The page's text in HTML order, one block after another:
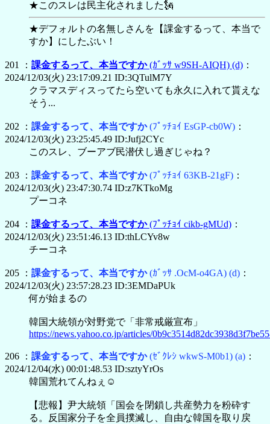
★このスレは民主化されました🗽
★デフォルトの名無しさんを【課金するって、本当で
すか】にしたぶい！
201 ： 課金するって、本当ですか(ｶﾞｯｻ w9SH-AIQH) (d) ：
2024/12/03(火) 23:17:09.21 ID:3QTulM7Y
クラマスディスってたら空いても永久に入れて貰えな
そう...
202 ： 課金するって、本当ですか(ﾌﾟｯﾁｮｲ EsGP-cb0W) ：
2024/12/03(火) 23:25:45.49 ID:Jufj2CYc
このスレ、ブーアブ民潜伏し過ぎじゃね？
203 ： 課金するって、本当ですか(ﾌﾟｯﾁｮｲ 63KB-21gF) ：
2024/12/03(火) 23:47:30.74 ID:z7KTkoMg
プーコネ
204 ： 課金するって、本当ですか(ﾌﾟｯﾁｮｲ cikb-gMUd) ：
2024/12/03(火) 23:51:46.13 ID:thLCYv8w
チーコネ
205 ： 課金するって、本当ですか(ｶﾞｯｻ .OcM-o4GA) (d) ：
2024/12/03(火) 23:57:28.23 ID:3EMDaPUk
何が始まるの
韓国大統領が対野党で「非常戒厳宣布」
https://news.yahoo.co.jp/articles/
206 ： 課金するって、本当ですか(ｾﾞｸﾚｼ wkwS-M0b1) (a) ：
2024/12/04(水) 00:01:48.53 ID:sztyYrOs
韓国荒れてんねぇ☺️
【悲報】尹大統領「国会を閉鎖し共産勢力を粉砕す
る。反国家分子を全員撲滅し、自由な韓国を取り戻